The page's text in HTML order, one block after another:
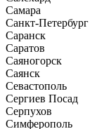
Самара
Санкт-Петербург
Саранск
Саратов
Саяногорск
Саянск
Севастополь
Сергиев Посад
Серпухов
Симферополь